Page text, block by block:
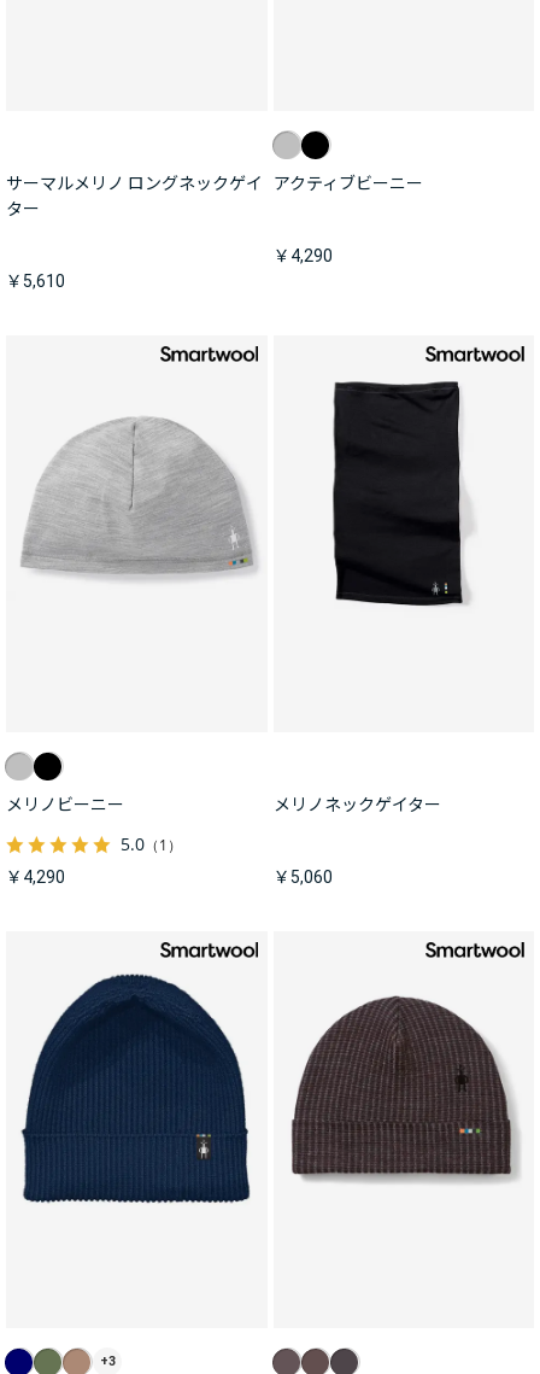
サーマルメリノ ロングネックゲイ
ター
￥5,610
アクティブビーニー
￥4,290
メリノビーニー
5.0 （1）
￥4,290
メリノネックゲイター
￥5,060
+3